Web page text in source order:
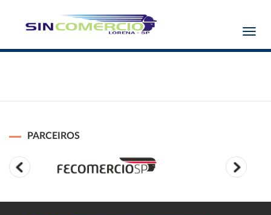
PARCEIROS